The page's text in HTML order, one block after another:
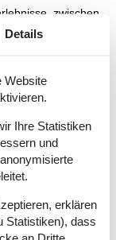
zwischen
die Vorteile, die
bei
die Kathedrale,
und das
herrlichen
genannt. Im
mit dem
Hauptstraße.
Details
Website
Ihre Statistiken
und
erklären
Statistiken), dass